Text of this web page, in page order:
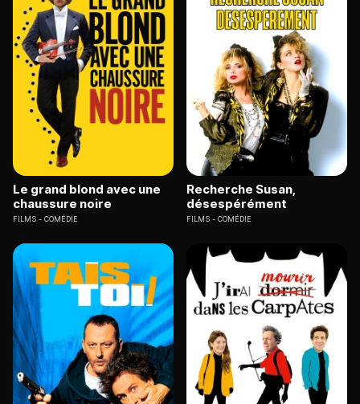
Le grand blond avec une
chaussure noire
FILMS COMÉDIE
Recherche Susan,
désespérément
FILMS COMÉDIE